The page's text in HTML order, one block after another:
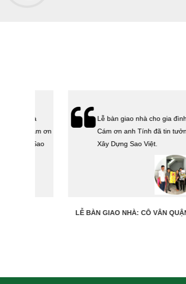
Lễ bàn giao nhà cho gia đình Cô Vân
Cám ơn anh Tính đã tin tưởng, lựa
Xây Dựng Sao Việt.
LỄ BÀN GIAO NHÀ: CÔ VÂN QUẬN 11